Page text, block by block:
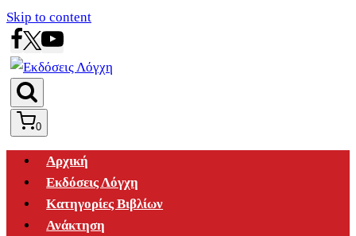
Skip to content
0
Αρχική
Εκδόσεις Λόγχη
Κατηγορίες Βιβλίων
Ανάκτηση